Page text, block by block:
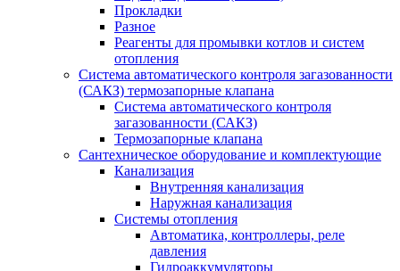
Прокладки
Разное
Реагенты для промывки котлов и систем
отопления
Система автоматического контроля загазованности
(САКЗ) термозапорные клапана
Система автоматического контроля
загазованности (САКЗ)
Термозапорные клапана
Сантехническое оборудование и комплектующие
Канализация
Внутренняя канализация
Наружная канализация
Системы отопления
Автоматика, контроллеры, реле
давления
Гидроаккумуляторы